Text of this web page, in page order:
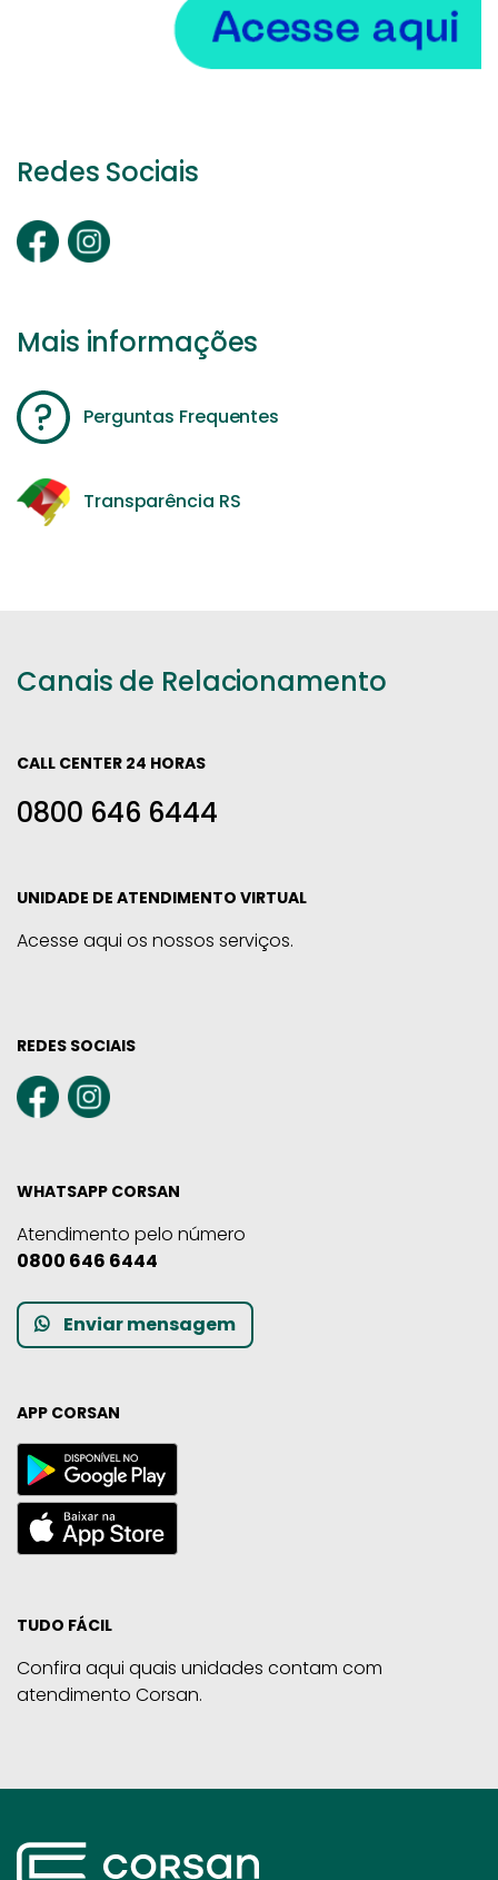
Redes Sociais
Mais informações
Perguntas Frequentes
Transparência RS
Canais de Relacionamento
CALL CENTER 24 HORAS
0800 646 6444
UNIDADE DE ATENDIMENTO VIRTUAL
Acesse aqui os nossos serviços.
REDES SOCIAIS
WHATSAPP CORSAN
Atendimento pelo número
0800 646 6444
Enviar mensagem
APP CORSAN
TUDO FÁCIL
Confira aqui quais unidades contam com
atendimento Corsan.